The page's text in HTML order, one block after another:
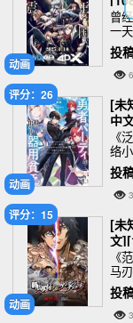
动画
曾
一
但
以
投
动画
评分：26
[未
中
《
络
一
为“
投
动画
评分：15
[未
文
《
马
故
展
投